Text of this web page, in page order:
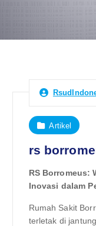
Artikel
rs
RS Borromeus:
Inovasi dalam
Rumah Sakit
terletak di